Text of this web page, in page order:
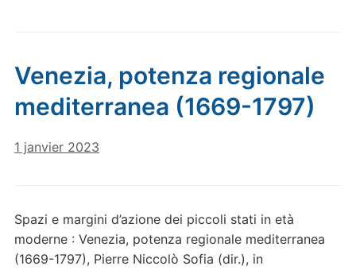
Venezia, potenza regionale
mediterranea (1669-1797)
1 janvier 2023
Spazi e margini d’azione dei piccoli stati in età
moderne : Venezia, potenza regionale mediterranea
(1669-1797), Pierre Niccolò Sofia (dir.), in